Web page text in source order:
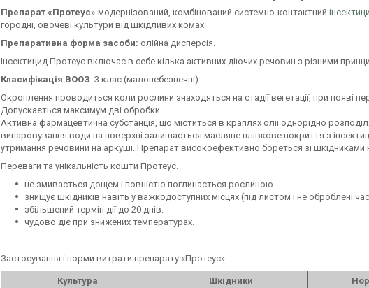
Препарат «Протеус» модернізований, комбінований системно-контактний
городні, овочеві культури від шкідливих комах.
Препаративна форма засоби: олійна дисперсія.
Інсектицид Протеус включає в себе кілька активних діючих речовин з різними
Класифікація ВООЗ: 3 клас (малонебезпечні).
Окроплення проводиться коли рослини знаходяться на стадії вегетації, при появі
Допускається максимум дві обробки.
Активна фармацевтична субстанція, що міститься в краплях олії однорідно
випаровування води на поверхні залишається масляне плівкове покриття з
утримання речовини на аркуші. Препарат високоефективно бореться зі шкідниками
Переваги та унікальність кошти Протеус.
не змивається дощем і повністю поглинається рослиною.
знищує шкідників навіть у важкодоступних місцях (під листом і не оброблені
збільшений термін дії до 20 днів.
чудово діє при знижених температурах.
Застосування і норми витрати препарату «Протеус»
Культура Шкідники